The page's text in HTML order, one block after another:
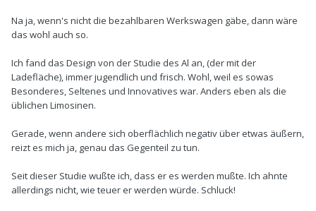
Na ja, wenn's nicht die bezahlbaren Werkswagen gäbe, dann wäre
das wohl auch so.
Ich fand das Design von der Studie des Al an, (der mit der
Ladefläche), immer jugendlich und frisch. Wohl, weil es sowas
Besonderes, Seltenes und Innovatives war. Anders eben als die
üblichen Limosinen.
Gerade, wenn andere sich oberflächlich negativ über etwas äußern,
reizt es mich ja, genau das Gegenteil zu tun.
Seit dieser Studie wußte ich, dass er es werden mußte. Ich ahnte
allerdings nicht, wie teuer er werden würde. Schluck!